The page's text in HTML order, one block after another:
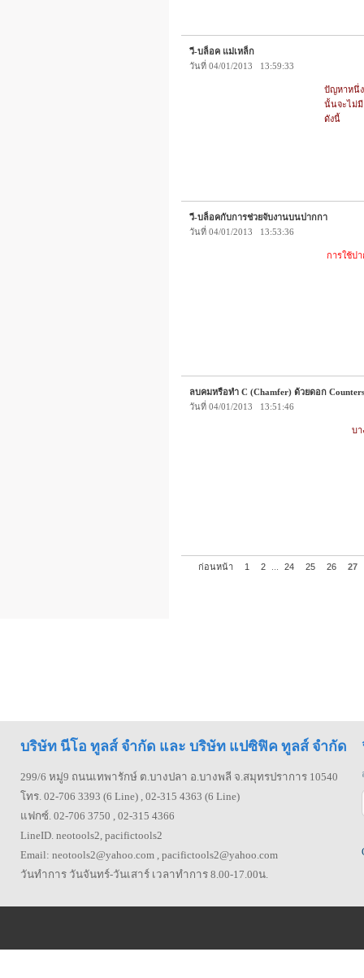
วี-บล็อค แม่เหล็ก
วันที่ 04/01/2013 13:59:33
ปัญหาหนึ่ง
นั้นจะไม่มี
ดังนี้
วี-บล็อคกับการช่วยจับงานบนปากกา
วันที่ 04/01/2013 13:53:36
การใช้ป
ลบคมหรือทำ C (Chamfer) ด้วยดอก
วันที่ 04/01/2013 13:51:46
บา
ก่อนหน้า 1 2 24 25 26 27
บริษัท นีโอ ทูลส์ จำกัด และ บริษัท แปซิฟิค ทูลส์ จำกัด
299/6 หมู่9 ถนนเทพารักษ์ ต.บางปลา อ.บางพลี จ.สมุทรปราการ 10540
โทร. 02-706 3393 (6 Line) , 02-315 4363 (6 Line)
แฟกซ์. 02-706 3750 , 02-315 4366
LineID. neotools2, pacifictools2
Email: neotools2@yahoo.com , pacifictools2@yahoo.com
วันทำการ วันจันทร์-วันเสาร์ เวลาทำการ 8.00-17.00น.